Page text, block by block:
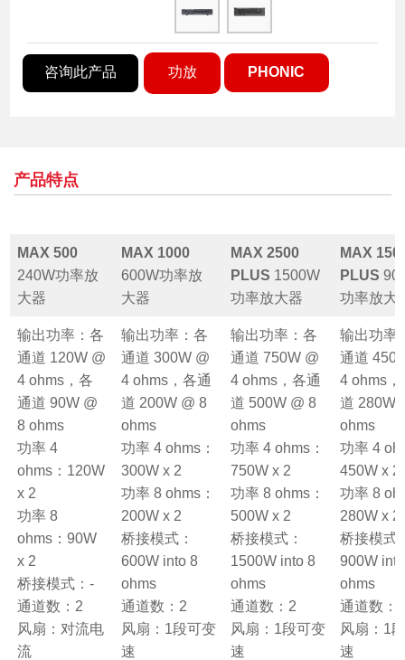
咨询此产品 功放 PHONIC
产品特点
MAX 500
240W功率放
大器
MAX 1000
600W功率放
大器
MAX 2500
PLUS 1500W
功率放大器
MAX
PLUS
功率放大
输出功率：各
通道 120W @
4 ohms，各
通道 90W @
8 ohms
功率 4
ohms：120W
x 2
功率 8
ohms：90W
x 2
桥接模式：-
通道数：2
风扇：对流电
流
输出功率：各
通道 300W @
4 ohms，各通
道 200W @ 8
ohms
功率 4 ohms：
300W x 2
功率 8 ohms：
200W x 2
桥接模式：
600W into 8
ohms
通道数：2
风扇：1段可变
速
输出功率：各
通道 750W @
4 ohms，各通
道 500W @ 8
ohms
功率 4 ohms：
750W x 2
功率 8 ohms：
500W x 2
桥接模式：
1500W into 8
ohms
通道数：2
风扇：1段可变
速
输出功率
通道
4 ohms，
道 280W
ohms
功率 4
450W x 2
功率 8
280W x 2
桥接模式
900W
ohms
通道数：
风扇：1
速